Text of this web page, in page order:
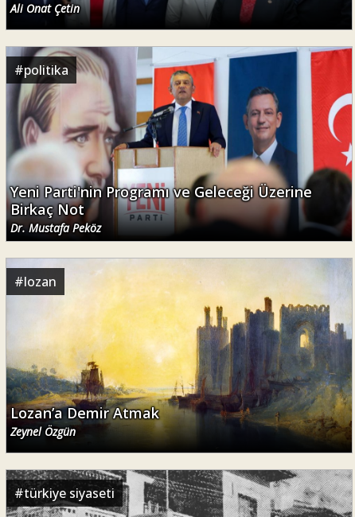
Ali Onat Çetin
#politika
Yeni Parti'nin Programı ve Geleceği Üzerine
Birkaç Not
Dr. Mustafa Peköz
#lozan
Lozan’a Demir Atmak
Zeynel Özgün
#türkiye siyaseti